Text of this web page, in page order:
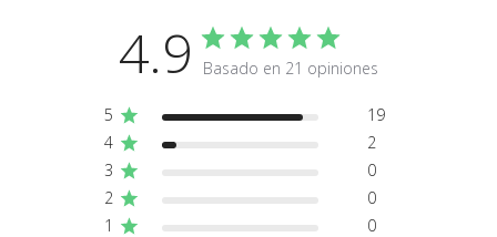
4.9 Basado en 21 opiniones
5
19
4
2
3
0
2
0
1
0